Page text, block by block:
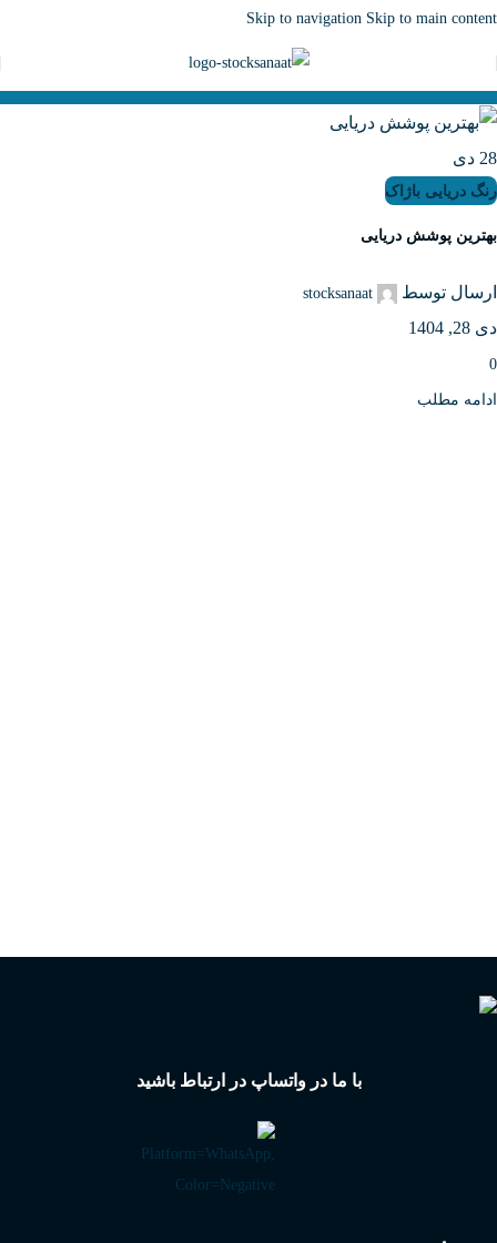
Skip to navigation Skip to main content
28 دی
رنگ دریایی باژاک
بهترین پوشش دریایی
ارسال توسط stocksanaat
دی 28, 1404
0
ادامه مطلب
با ما در واتساپ در ارتباط باشید